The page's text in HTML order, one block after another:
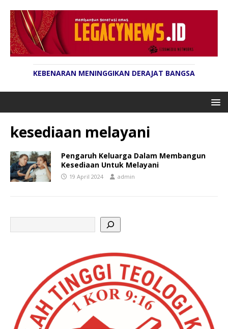
KEBENARAN MENINGGIKAN DERAJAT BANGSA
kesediaan melayani
Pengaruh Keluarga Dalam Membangun
Kesediaan Untuk Melayani
19 April 2024 admin